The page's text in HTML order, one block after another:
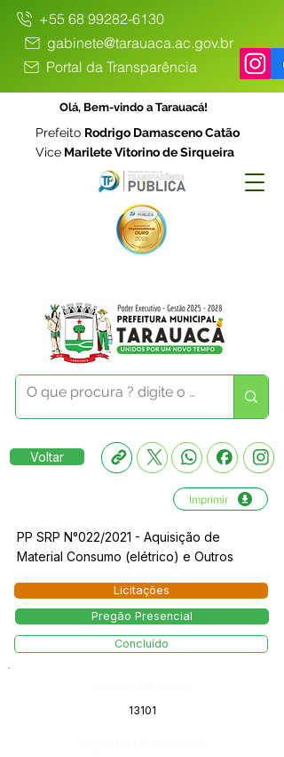
+55 68 99282-6130
gabinete@tarauaca.ac.gov.br
Portal da Transparência
Olá, Bem-vindo a Tarauacá!
Prefeito Rodrigo Damasceno Catão
Vice Marilete Vitorino de Sirqueira
Voltar
Imprimir
PP SRP N°022/2021 - Aquisição de
Material Consumo (elétrico) e Outros
Licitações
Pregão Presencial
Concluído
13101